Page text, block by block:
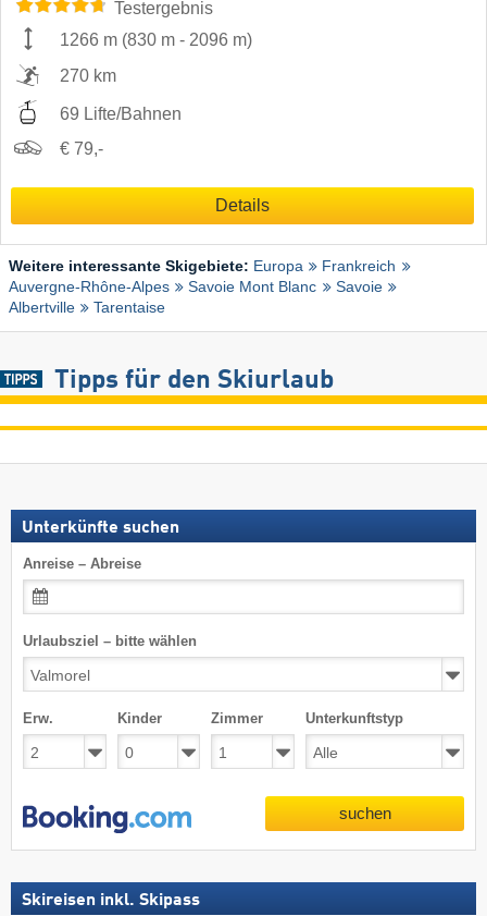
Testergebnis
1266 m (830 m - 2096 m)
270 km
69 Lifte/Bahnen
€ 79,-
Details
Weitere interessante Skigebiete: Europa
Frankreich
Auvergne-Rhône-Alpes
Savoie Mont Blanc
Savoie
Albertville
Tarentaise
Tipps für den Skiurlaub
Unterkünfte suchen
Anreise – Abreise
Urlaubsziel – bitte wählen
Erw. Kinder Zimmer Unterkunftstyp
suchen
Skireisen inkl. Skipass